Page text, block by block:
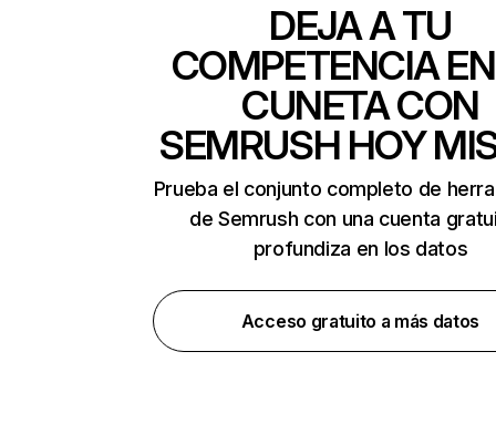
DEJA A TU
COMPETENCIA
CUNETA CON
SEMRUSH HOY
Prueba el conjunto completo de
de Semrush con una cuenta
profundiza en los datos
Acceso gratuito a más datos